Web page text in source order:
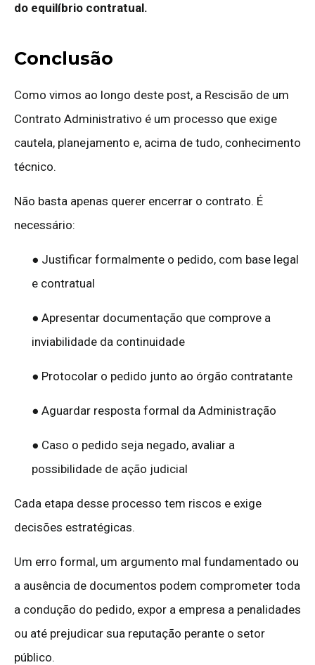
do equilíbrio contratual.
Conclusão
Como vimos ao longo deste post, a Rescisão de um
Contrato Administrativo é um processo que exige
cautela, planejamento e, acima de tudo, conhecimento
técnico.
Não basta apenas querer encerrar o contrato. É
necessário:
● Justificar formalmente o pedido, com base legal
e contratual
● Apresentar documentação que comprove a
inviabilidade da continuidade
● Protocolar o pedido junto ao órgão contratante
● Aguardar resposta formal da Administração
● Caso o pedido seja negado, avaliar a
possibilidade de ação judicial
Cada etapa desse processo tem riscos e exige
decisões estratégicas.
Um erro formal, um argumento mal fundamentado ou
a ausência de documentos podem comprometer toda
a condução do pedido, expor a empresa a penalidades
ou até prejudicar sua reputação perante o setor
público.